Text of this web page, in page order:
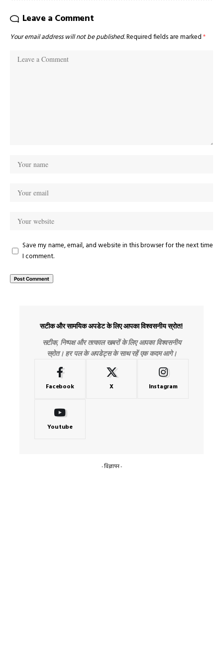
Leave a Comment
Your email address will not be published.Required fields are marked*
Save my name, email, and website in this browser for the next time
I comment.
सटीक और सामयिक अपडेट के लिए आपका विश्वसनीय स्रोत!
सटीक, निष्पक्ष और तत्काल खबरों के लिए आपका विश्वसनीय
स्रोत। हर पल के अपडेट्स के साथ रहें एक कदम आगे।
Facebook X Instagram
Youtube
- विज्ञापन -